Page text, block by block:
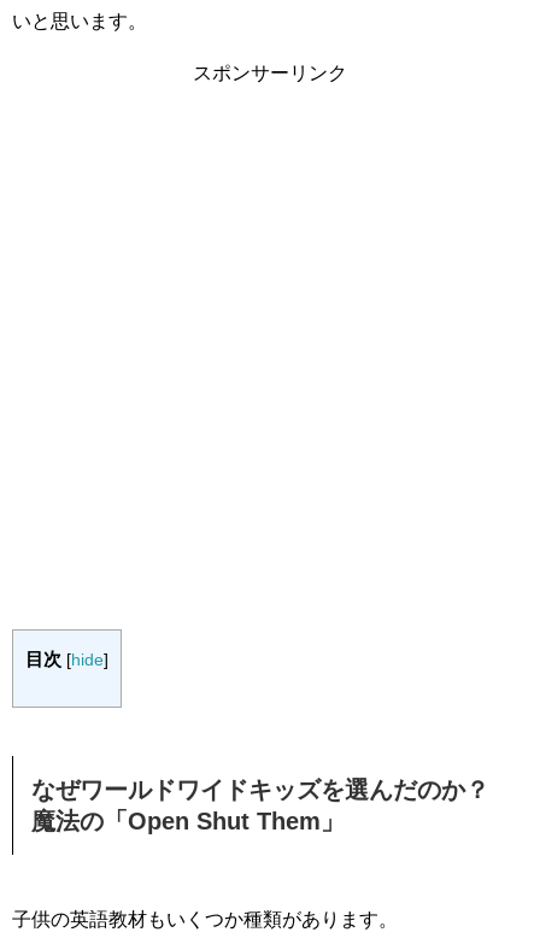
いと思います。
スポンサーリンク
目次 [hide]
なぜワールドワイドキッズを選んだのか？
魔法の「Open Shut Them」
子供の英語教材もいくつか種類があります。